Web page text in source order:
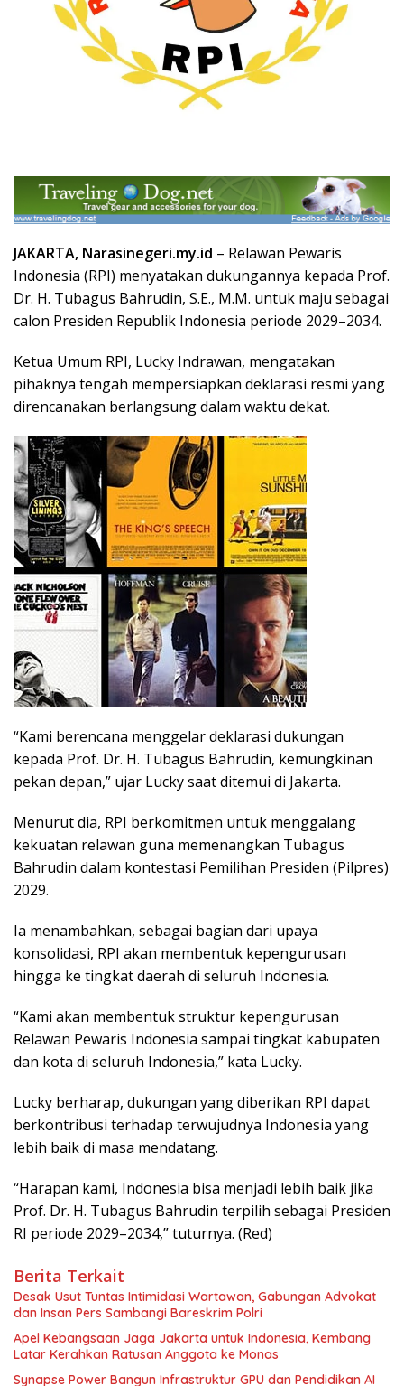
JAKARTA, Narasinegeri.my.id – Relawan Pewaris
Indonesia (RPI) menyatakan dukungannya kepada Prof.
Dr. H. Tubagus Bahrudin, S.E., M.M. untuk maju sebagai
calon Presiden Republik Indonesia periode 2029–2034.
Ketua Umum RPI, Lucky Indrawan, mengatakan
pihaknya tengah mempersiapkan deklarasi resmi yang
direncanakan berlangsung dalam waktu dekat.
“Kami berencana menggelar deklarasi dukungan
kepada Prof. Dr. H. Tubagus Bahrudin, kemungkinan
pekan depan,” ujar Lucky saat ditemui di Jakarta.
Menurut dia, RPI berkomitmen untuk menggalang
kekuatan relawan guna memenangkan Tubagus
Bahrudin dalam kontestasi Pemilihan Presiden (Pilpres)
2029.
Ia menambahkan, sebagai bagian dari upaya
konsolidasi, RPI akan membentuk kepengurusan
hingga ke tingkat daerah di seluruh Indonesia.
“Kami akan membentuk struktur kepengurusan
Relawan Pewaris Indonesia sampai tingkat kabupaten
dan kota di seluruh Indonesia,” kata Lucky.
Lucky berharap, dukungan yang diberikan RPI dapat
berkontribusi terhadap terwujudnya Indonesia yang
lebih baik di masa mendatang.
“Harapan kami, Indonesia bisa menjadi lebih baik jika
Prof. Dr. H. Tubagus Bahrudin terpilih sebagai Presiden
RI periode 2029–2034,” tuturnya. (Red)
Berita Terkait
Desak Usut Tuntas Intimidasi Wartawan, Gabungan Advokat
dan Insan Pers Sambangi Bareskrim Polri
Apel Kebangsaan Jaga Jakarta untuk Indonesia, Kembang
Latar Kerahkan Ratusan Anggota ke Monas
Synapse Power Bangun Infrastruktur GPU dan Pendidikan AI